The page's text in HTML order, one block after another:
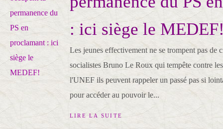
: ici siège le
Les jeunes effectivement ne se trompent pas de
socialistes Bruno Le Roux qui tempête contre
l'UNEF ils peuvent rappeler un passé pas si
pour accéder au pouvoir le...
LIRE LA SUITE